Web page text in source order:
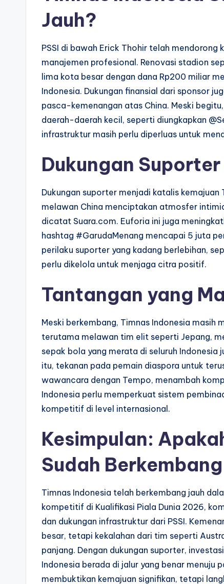
Jauh?
PSSI di bawah Erick Thohir telah
manajemen profesional. Renovasi stadion
lima kota besar dengan dana Rp200 miliar
Indonesia. Dukungan finansial dari sponsor
pasca-kemenangan atas China. Meski
daerah-daerah kecil, seperti diungkapkan
infrastruktur masih perlu diperluas untuk
Dukungan
Dukungan suporter menjadi katalis
melawan China menciptakan atmosfer
dicatat Suara.com. Euforia ini juga
hashtag #GarudaMenang mencapai 5 juta
perilaku suporter yang kadang berlebihan,
perlu dikelola untuk menjaga citra positif.
Tantangan yang
Meski berkembang, Timnas Indonesia
terutama melawan tim elit seperti Jepang,
sepak bola yang merata di seluruh
itu, tekanan pada pemain diaspora untuk
wawancara dengan Tempo, menambah
Indonesia perlu memperkuat sistem
kompetitif di level internasional.
Kesimpulan:
Sudah
Timnas Indonesia telah berkembang jauh
kompetitif di Kualifikasi Piala Dunia 2026,
dan dukungan infrastruktur dari PSSI.
besar, tetapi kekalahan dari tim seperti
panjang. Dengan dukungan suporter,
Indonesia berada di jalur yang benar menuju
membuktikan kemajuan signifikan, tetapi